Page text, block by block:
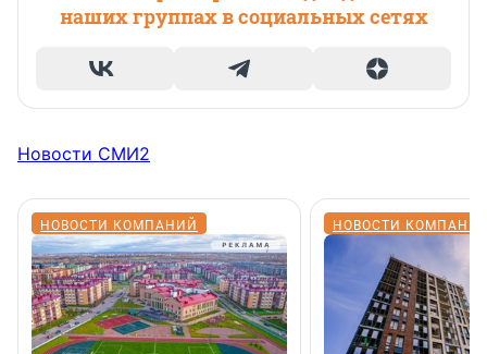
наших группах в социальных сетях
Новости СМИ2
НОВОСТИ КОМПАНИЙ НОВОСТИ